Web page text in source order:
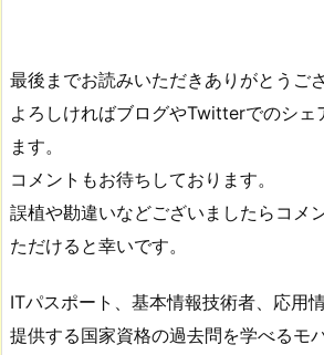
最後までお読みいただきありがとうご
よろしければブログやTwitterでのシェ
ます。
コメントもお待ちしております。
誤植や勘違いなどございましたらコメ
ただけると幸いです。
ITパスポート、基本情報技術者、応用
提供する国家資格の過去問を学べるモ